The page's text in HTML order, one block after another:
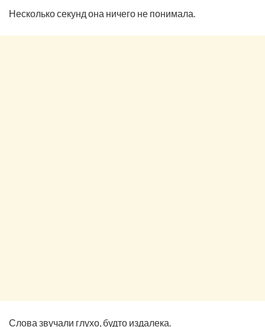
Несколько секунд она ничего не понимала.
Слова звучали глухо, будто издалека.